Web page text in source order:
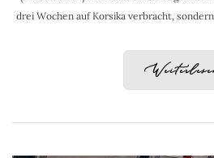
drei Wochen auf Korsika verbracht,